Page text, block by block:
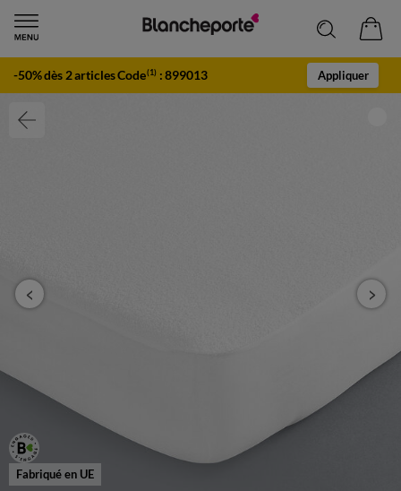
-50% dès 2 articles Code(1) :899013 Appliquer
Fabriqué en UE